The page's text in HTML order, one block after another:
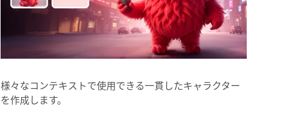
様々なコンテキストで使用できる一貫したキャラクター
を作成します。